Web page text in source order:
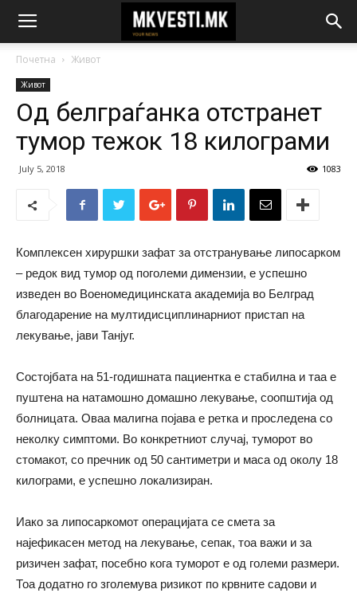
Почетна Живот
Живот
Од белграѓанка отстранет
тумор тежок 18 килограми
July 5, 2018 1083
Комплексен хируршки зафат за отстранување липосарком
– редок вид тумор од поголеми димензии, е успешно
изведен во Военомедицинската академија во Белград
благодарение на мултидисциплинарниот пристап на
лекување, јави Танјуг.
Состојбата на 51-годишната пациентка е стабилна и таа е
пуштена на натамошно домашно лекување, соопштија од
болницата. Оваа малигна појава е ретка и проследена со
неколку симптоми. Во конкретниот случај, туморот во
стомакот, со пречник од 50 сантиметри и маса од околу 18
килограми, е успешно локализиран.
Иако за липосаркомот операцијата се смета за
најефикасен метод на лекување, сепак, тоа важи и за
ризичен зафат, посебно кога туморот е од големи размери.
Тоа додатно го зголемува ризикот по крвните садови и